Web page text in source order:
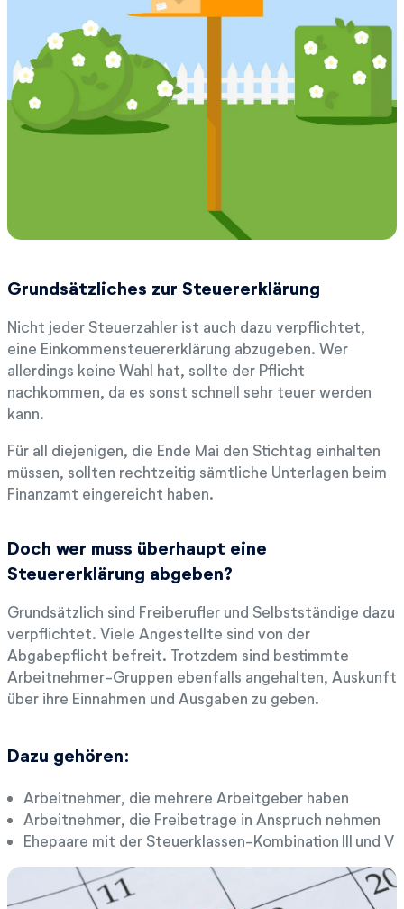
Grundsätzliches zur Steuererklärung
Nicht jeder Steuerzahler ist auch dazu verpflichtet,
eine Einkommensteuererklärung abzugeben. Wer
allerdings keine Wahl hat, sollte der Pflicht
nachkommen, da es sonst schnell sehr teuer werden
kann.
Für all diejenigen, die Ende Mai den Stichtag einhalten
müssen, sollten rechtzeitig sämtliche Unterlagen beim
Finanzamt eingereicht haben.
Doch wer muss überhaupt eine
Steuererklärung abgeben?
Grundsätzlich sind Freiberufler und Selbstständige dazu
verpflichtet. Viele Angestellte sind von der
Abgabepflicht befreit. Trotzdem sind bestimmte
Arbeitnehmer-Gruppen ebenfalls angehalten, Auskunft
über ihre Einnahmen und Ausgaben zu geben.
Dazu gehören:
Arbeitnehmer, die mehrere Arbeitgeber haben
Arbeitnehmer, die Freibetrage in Anspruch nehmen
Ehepaare mit der Steuerklassen-Kombination III und V